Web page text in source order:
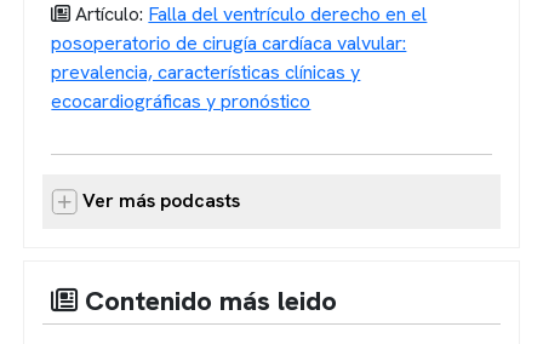
Artículo: Falla del ventrículo derecho en el
posoperatorio de cirugía cardíaca valvular:
prevalencia, características clínicas y
ecocardiográficas y pronóstico
Ver más podcasts
Contenido más leido